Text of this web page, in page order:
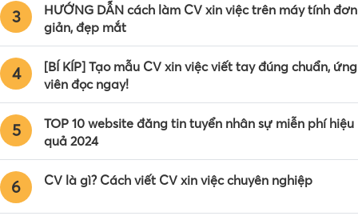
3
HƯỚNG DẪN cách làm CV xin việc trên máy tính đơn
giản, đẹp mắt
4
[BÍ KÍP] Tạo mẫu CV xin việc viết tay đúng chuẩn, ứng
viên đọc ngay!
5
TOP 10 website đăng tin tuyển nhân sự miễn phí hiệu
quả 2024
6 CV là gì? Cách viết CV xin việc chuyên nghiệp